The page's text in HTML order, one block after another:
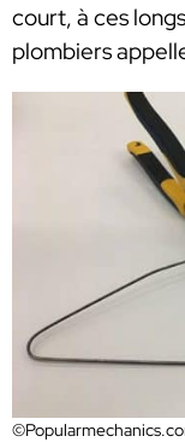
court, à ces
plombiers